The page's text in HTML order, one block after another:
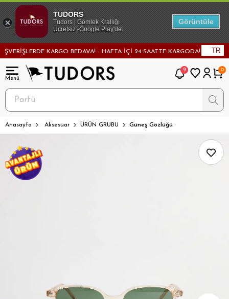
KARGO BEDAVA! - HAFTA İÇİ 24 SAATTE KARGODA! - TR
9 0
Anasayfa Aksesuar ÜRÜN GRUBU Güneş Gözlüğü
TUDORS
Tudors | Gömlek Krallığı
Ücretsiz -Google Play'de
Görüntüle